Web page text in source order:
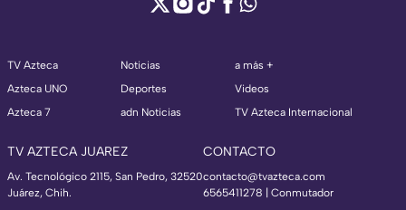
TV Azteca
Azteca UNO
Azteca 7
Noticias
Deportes
adn Noticias
a más +
Videos
TV Azteca Internacional
TV AZTECA JUAREZ
Av. Tecnológico 2115, San Pedro, 32520
Juárez, Chih.
CONTACTO
contacto@tvazteca.com
6565411278 | Conmutador